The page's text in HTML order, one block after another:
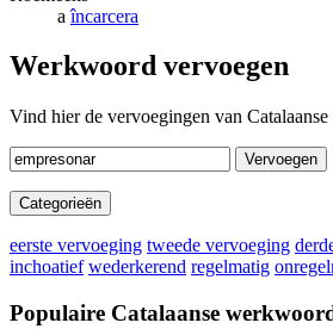
aîncarcera
Werkwoord vervoegen
Vind hier de vervoegingen van
Vervoegen
Categorieën
eerste vervoeging tweede vervoeging
inchoatief wederkerend regelmatig
Populaire Catalaanse